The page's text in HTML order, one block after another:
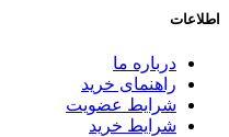
اطلاعات
درباره ما
راهنمای خرید
شرایط عضویت
شرایط خرید